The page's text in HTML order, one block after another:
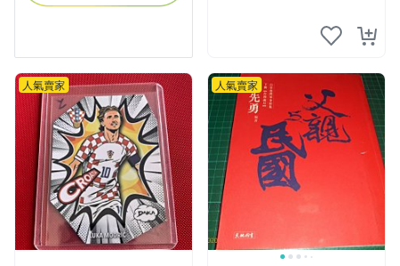
人氣賣家 人氣賣家